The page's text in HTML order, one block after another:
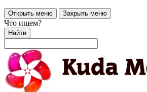
Открыть меню Закрыть меню
Что ищем?
Найти